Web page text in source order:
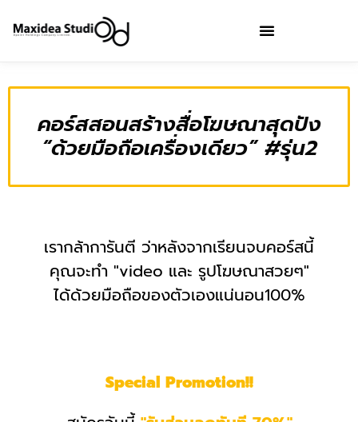
คอร์สสอนสร้างสื่อโฆษณาสุดปัง
“ด้วยมือถือเครื่องเดียว” #รุ่น2
เรากล้าการันตี ว่าหลังจากเรียนจบคอร์สนี้
คุณจะทำ "video และ รูปโฆษณาสวยๆ"
ได้ด้วยมือถือของตัวเองแน่นอน100%
Special Promotion!!